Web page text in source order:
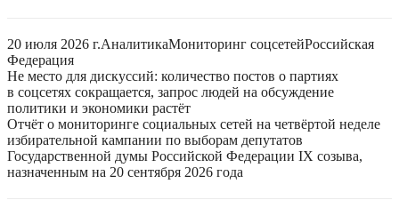
20 июля 2026 г.АналитикаМониторинг соцсетейРоссийская
Федерация
Не место для дискуссий: количество постов о партиях
в соцсетях сокращается, запрос людей на обсуждение
политики и экономики растёт
Отчёт о мониторинге социальных сетей на четвёртой неделе
избирательной кампании по выборам депутатов
Государственной думы Российской Федерации IX созыва,
назначенным на 20 сентября 2026 года